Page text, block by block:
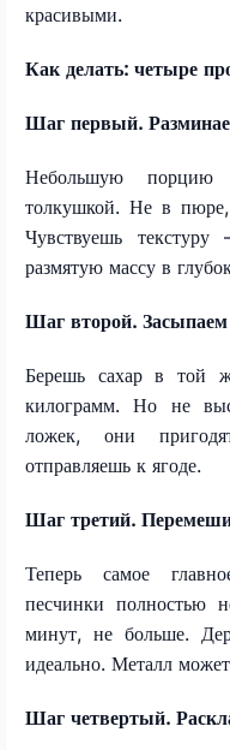
красивыми.
Как делать: четыре
Шаг первый.
Небольшую порцию
толкушкой. Не в пюре,
Чувствуешь
размятую массу в
Шаг второй. Засыпаем
Берешь сахар в той
килограмм. Но не
ложек, они
отправляешь к ягоде.
Шаг третий.
Теперь самое
песчинки полностью
минут, не больше.
идеально. Металл
Шаг четвертый.